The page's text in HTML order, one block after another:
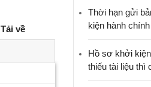
Tải về
Thời hạn gửi
kiện hành
Hồ sơ khởi
thiếu tài liệu thì